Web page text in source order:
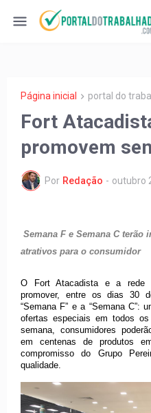
Página inicial portal do
Fort
promovem
Por Redação - outubro
Semana F e Semana C
atrativos para o consumidor
O Fort Atacadista e a rede
promover, entre os dias 30
“Semana F” e a “Semana C”:
ofertas especiais em todos
semana, consumidores
em centenas de produtos
compromisso do Grupo
qualidade.